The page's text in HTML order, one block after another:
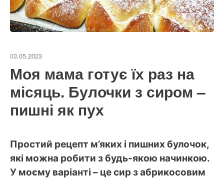
03.05.2023
Моя мама готує їх раз на
місяць. Булочки з сиром –
пишні як пух
Простий рецепт м’яких і пишних булочок,
які можна робити з будь-якою начинкою.
У моєму варіанті – це сир з абрикосовим